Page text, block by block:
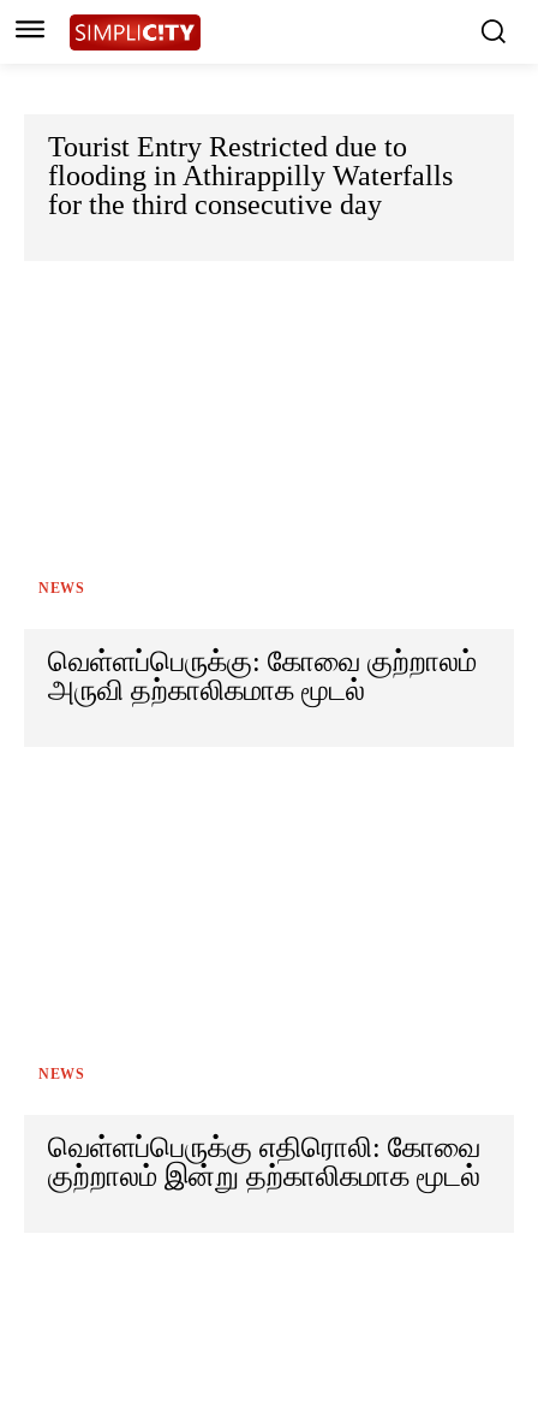
Tourist Entry Restricted due to
flooding in Athirappilly Waterfalls
for the third consecutive day
NEWS
வெள்ளப்பெருக்கு: கோவை குற்றாலம்
அருவி தற்காலிகமாக மூடல்
NEWS
வெள்ளப்பெருக்கு எதிரொலி: கோவை
குற்றாலம் இன்று தற்காலிகமாக மூடல்